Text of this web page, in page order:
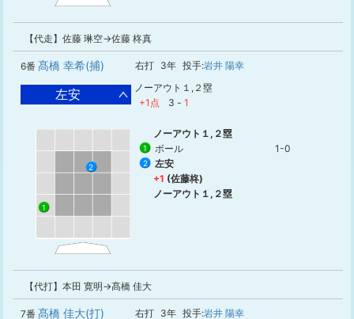
【代走】佐藤 琳空→佐藤 柊真
6番 髙橋 幸希(捕) 右打 3年 投手:岩井 陽幸
左安
ノーアウト１,２塁
+1点
3 - 1
1
2
ノーアウト１,２塁
1 ボール 1-0
2
左安
+1 (佐藤柊)
ノーアウト１,２塁
【代打】本田 寛明→髙橋 佳大
7番 髙橋 佳大(打) 右打 3年 投手:岩井 陽幸